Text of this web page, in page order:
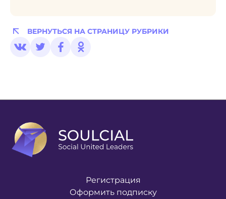
ВЕРНУТЬСЯ НА СТРАНИЦУ РУБРИКИ
Регистрация
Оформить подписку